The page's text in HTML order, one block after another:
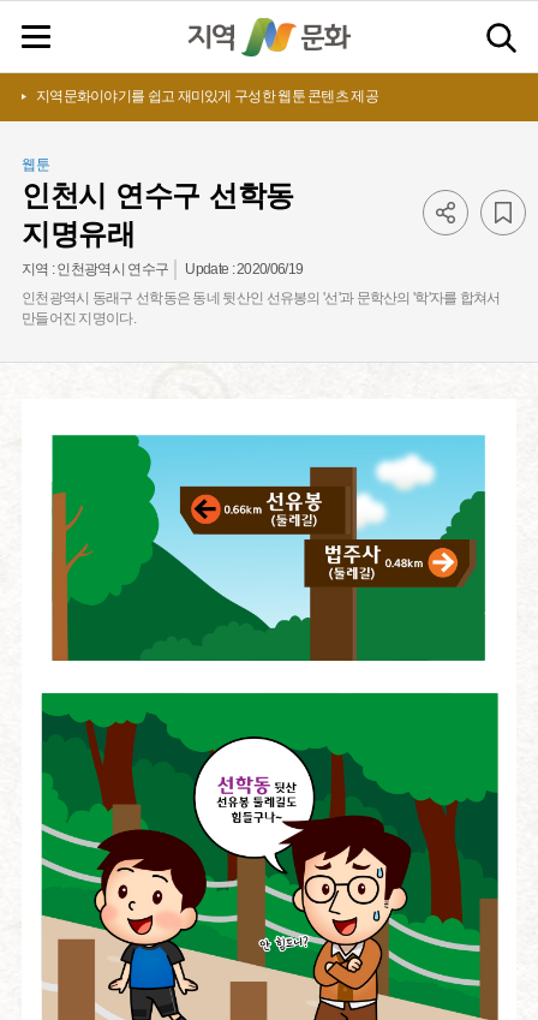
지역문화이야기를 쉽고 재미있게 구성한 웹툰 콘텐츠 제공
웹툰
인천시 연수구 선학동
지명유래
지역 :인천광역시 연수구 Update :2020/06/19
인천광역시 동래구 선학동은 동네 뒷산인 선유봉의 '선'과 문학산의 '학'자를 합쳐서
만들어진 지명이다.